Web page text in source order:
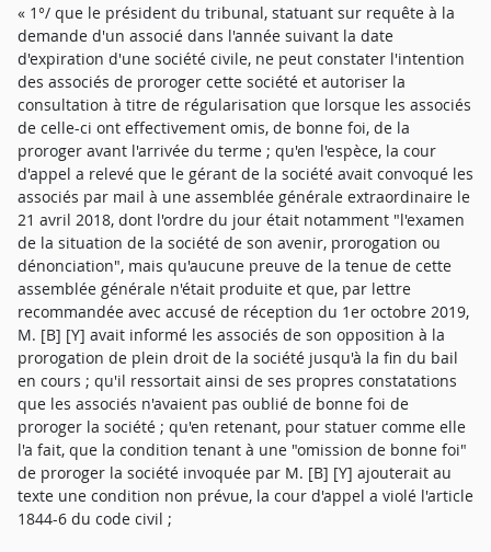
« 1°/ que le président du tribunal, statuant sur requête à la
demande d'un associé dans l'année suivant la date
d'expiration d'une société civile, ne peut constater l'intention
des associés de proroger cette société et autoriser la
consultation à titre de régularisation que lorsque les associés
de celle-ci ont effectivement omis, de bonne foi, de la
proroger avant l'arrivée du terme ; qu'en l'espèce, la cour
d'appel a relevé que le gérant de la société avait convoqué les
associés par mail à une assemblée générale extraordinaire le
21 avril 2018, dont l'ordre du jour était notamment "l'examen
de la situation de la société de son avenir, prorogation ou
dénonciation", mais qu'aucune preuve de la tenue de cette
assemblée générale n'était produite et que, par lettre
recommandée avec accusé de réception du 1er octobre 2019,
M. [B] [Y] avait informé les associés de son opposition à la
prorogation de plein droit de la société jusqu'à la fin du bail
en cours ; qu'il ressortait ainsi de ses propres constatations
que les associés n'avaient pas oublié de bonne foi de
proroger la société ; qu'en retenant, pour statuer comme elle
l'a fait, que la condition tenant à une "omission de bonne foi"
de proroger la société invoquée par M. [B] [Y] ajouterait au
texte une condition non prévue, la cour d'appel a violé l'article
1844-6 du code civil ;